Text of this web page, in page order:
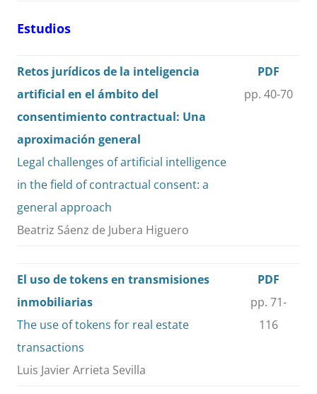
Estudios
Retos jurídicos de la inteligencia
artificial en el ámbito del
consentimiento contractual: Una
aproximación general
Legal challenges of artificial intelligence
in the field of contractual consent: a
general approach
Beatriz Sáenz de Jubera Higuero
PDF
pp. 40-70
El uso de tokens en transmisiones
inmobiliarias
The use of tokens for real estate
transactions
Luis Javier Arrieta Sevilla
PDF
pp. 71-
116